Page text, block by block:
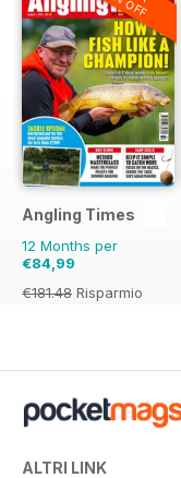
Angling Times
12 Months per
€84,99
€181.48 Risparmio
ALTRI LINK